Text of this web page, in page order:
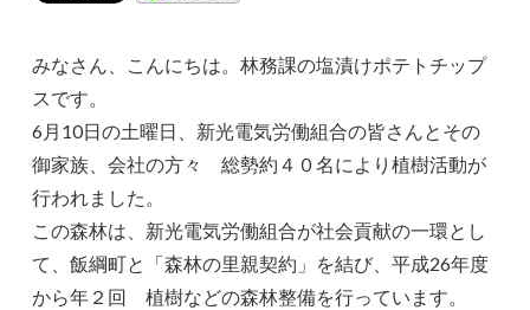
みなさん、こんにちは。林務課の塩漬けポテトチップ
スです。
6月10日の土曜日、新光電気労働組合の皆さんとその
御家族、会社の方々 総勢約４０名により植樹活動が
行われました。
この森林は、新光電気労働組合が社会貢献の一環とし
て、飯綱町と「森林の里親契約」を結び、平成26年度
から年２回 植樹などの森林整備を行っています。